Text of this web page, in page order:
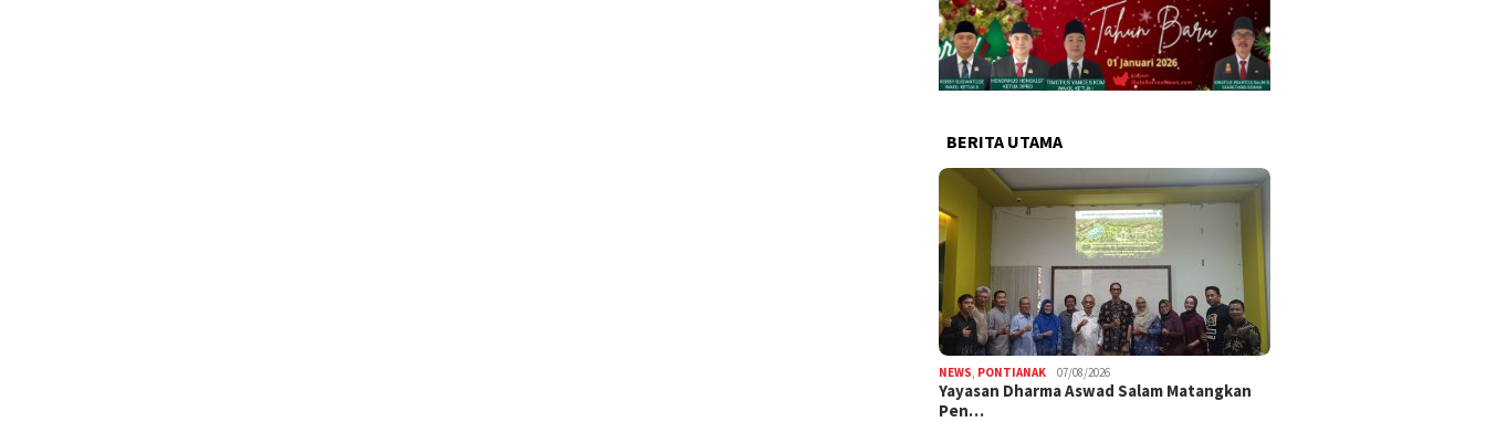
BERITA UTAMA
NEWS PONTIANAK 07/08/2026
Yayasan Dharma Aswad Salam Matangkan
Pen…